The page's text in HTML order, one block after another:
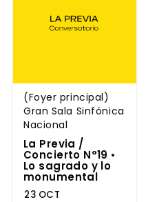
(Foyer principal)
Gran Sala Sinfónica
Nacional
La Previa /
Concierto N°19 •
Lo sagrado y lo
monumental
23 OCT